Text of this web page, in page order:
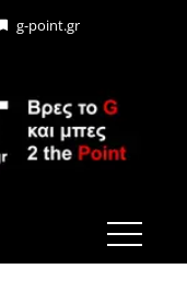
g-point.gr